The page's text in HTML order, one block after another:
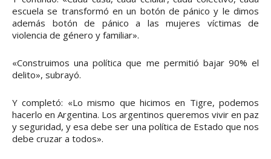
escuela se transformó en un botón de pánico y le dimos
además botón de pánico a las mujeres víctimas de
violencia de género y familiar».
«Construimos una política que me permitió bajar 90% el
delito», subrayó.
Y completó: «Lo mismo que hicimos en Tigre, podemos
hacerlo en Argentina. Los argentinos queremos vivir en paz
y seguridad, y esa debe ser una política de Estado que nos
debe cruzar a todos».